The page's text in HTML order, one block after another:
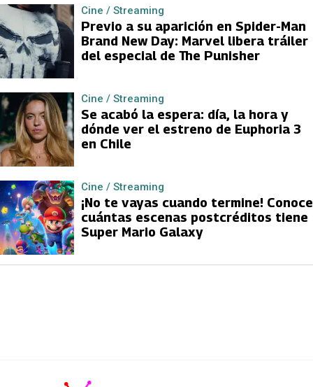
Cine / Streaming
Previo a su aparición en Spider-Man
Brand New Day: Marvel libera tráiler
del especial de The Punisher
Cine / Streaming
Se acabó la espera: día, la hora y
dónde ver el estreno de Euphoria 3
en Chile
Cine / Streaming
¡No te vayas cuando termine! Conoce
cuántas escenas postcréditos tiene
Super Mario Galaxy